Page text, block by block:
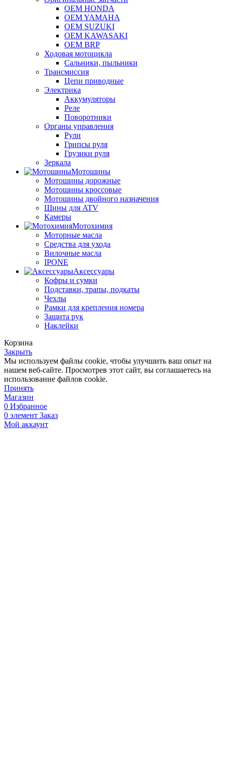
OEM HONDA
OEM YAMAHA
OEM SUZUKI
OEM KAWASAKI
OEM BRP
Ходовая мотоцикла
Сальники, пыльники
Трансмиссия
Цепи приводные
Электрика
Аккумуляторы
Реле
Поворотники
Органы управления
Рули
Грипсы руля
Грузики руля
Зеркала
Мотошины
Мотошины дорожные
Мотошины кроссовые
Мотошины двойного назначения
Шины для ATV
Камеры
Мотохимия
Моторные масла
Средства для ухода
Вилочные масла
IPONE
Аксессуары
Кофры и сумки
Подставки, трапы, подкаты
Чехлы
Рамки для крепления номера
Защита рук
Наклейки
Корзина
Закрыть
Мы используем файлы cookie, чтобы улучшить ваш опыт на
нашем веб-сайте. Просмотрев этот сайт, вы соглашаетесь на
использование файлов cookie.
Принять
Магазин
0 Избранное
0 элемент Заказ
Мой аккаунт